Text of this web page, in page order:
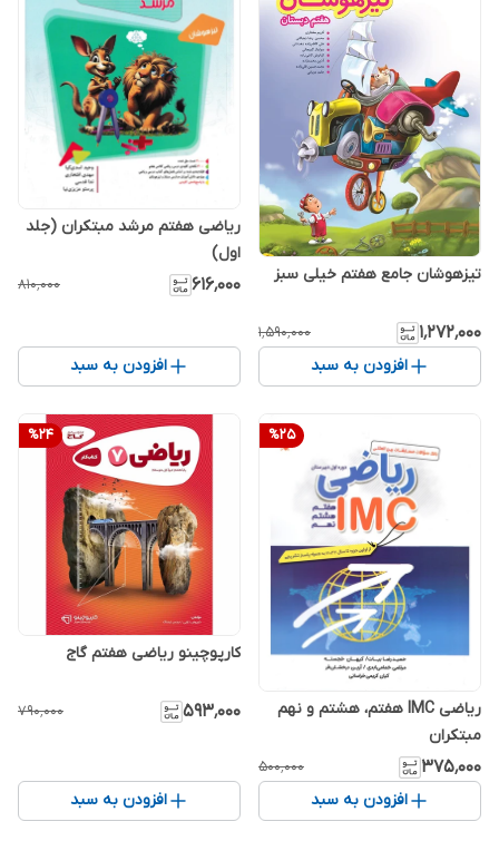
تیزهوشان جامع هفتم خیلی سبز
۱٬۲۷۲٬۰۰۰ ۱٬۵۹۰٬۰۰۰
افزودن به سبد
ریاضی هفتم مرشد مبتکران (جلد
اول)
۶۱۶٬۰۰۰ ۸۱۰٬۰۰۰
افزودن به سبد
%25
ریاضی IMC هفتم، هشتم و نهم
مبتکران
۳۷۵٬۰۰۰ ۵۰۰٬۰۰۰
افزودن به سبد
%24
کارپوچینو ریاضی هفتم گاج
۵۹۳٬۰۰۰ ۷۹۰٬۰۰۰
افزودن به سبد